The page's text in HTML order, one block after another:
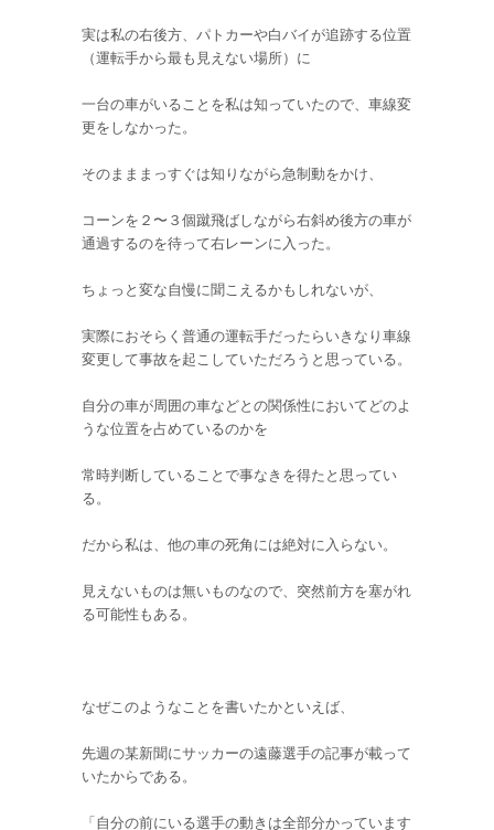
実は私の右後方、パトカーや白バイが追跡する位置
（運転手から最も見えない場所）に
一台の車がいることを私は知っていたので、車線変
更をしなかった。
そのまままっすぐは知りながら急制動をかけ、
コーンを２〜３個蹴飛ばしながら右斜め後方の車が
通過するのを待って右レーンに入った。
ちょっと変な自慢に聞こえるかもしれないが、
実際におそらく普通の運転手だったらいきなり車線
変更して事故を起こしていただろうと思っている。
自分の車が周囲の車などとの関係性においてどのよ
うな位置を占めているのかを
常時判断していることで事なきを得たと思ってい
る。
だから私は、他の車の死角には絶対に入らない。
見えないものは無いものなので、突然前方を塞がれ
る可能性もある。
なぜこのようなことを書いたかといえば、
先週の某新聞にサッカーの遠藤選手の記事が載って
いたからである。
「自分の前にいる選手の動きは全部分かっています